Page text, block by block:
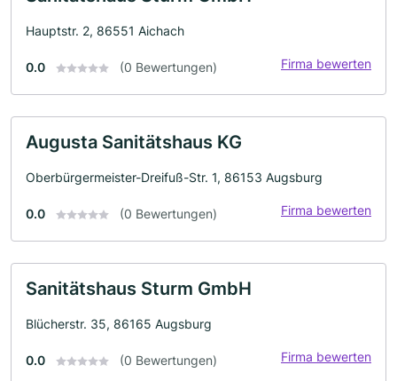
Hauptstr. 2, 86551 Aichach
0.0 (0 Bewertungen) Firma bewerten
Augusta Sanitätshaus KG
Oberbürgermeister-Dreifuß-Str. 1, 86153 Augsburg
0.0 (0 Bewertungen) Firma bewerten
Sanitätshaus Sturm GmbH
Blücherstr. 35, 86165 Augsburg
0.0 (0 Bewertungen) Firma bewerten